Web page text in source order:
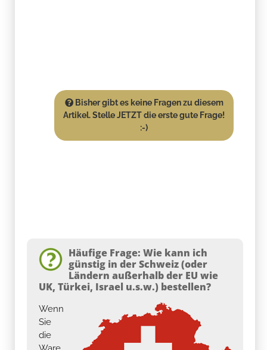
Bisher gibt es keine Fragen zu diesem
Artikel. Stelle JETZT die erste gute Frage!
:-)
Häufige Frage: Wie kann ich
günstig in der Schweiz (oder
Ländern außerhalb der EU wie
UK, Türkei, Israel u.s.w.) bestellen?
Wenn
Sie
die